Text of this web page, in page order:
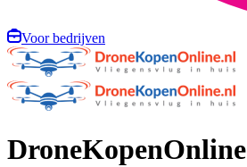
Voor bedrijven
DroneKopenOnline